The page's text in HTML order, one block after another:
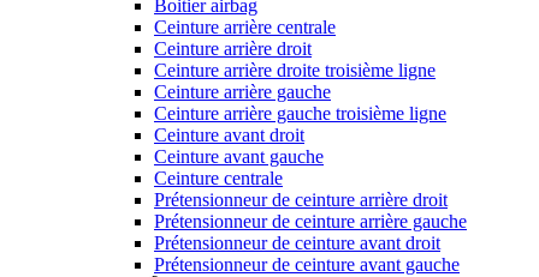
Boitier airbag
Ceinture arrière centrale
Ceinture arrière droit
Ceinture arrière droite troisième ligne
Ceinture arrière gauche
Ceinture arrière gauche troisième ligne
Ceinture avant droit
Ceinture avant gauche
Ceinture centrale
Prétensionneur de ceinture arrière droit
Prétensionneur de ceinture arrière gauche
Prétensionneur de ceinture avant droit
Prétensionneur de ceinture avant gauche